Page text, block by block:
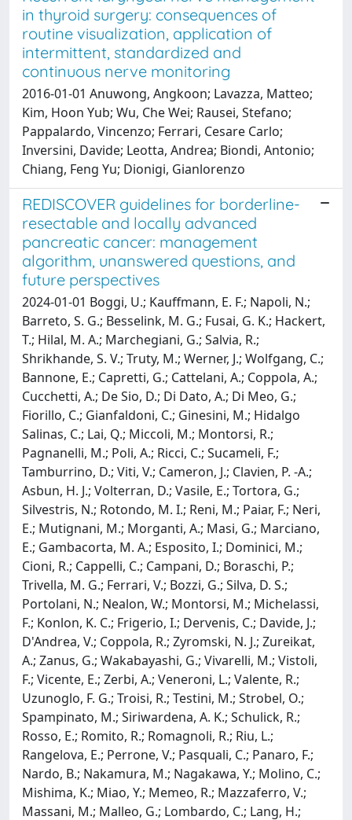
in thyroid surgery: consequences of
routine visualization, application of
intermittent, standardized and
continuous nerve monitoring
2016-01-01 Anuwong, Angkoon; Lavazza, Matteo;
Kim, Hoon Yub; Wu, Che Wei; Rausei, Stefano;
Pappalardo, Vincenzo; Ferrari, Cesare Carlo;
Inversini, Davide; Leotta, Andrea; Biondi, Antonio;
Chiang, Feng Yu; Dionigi, Gianlorenzo
REDISCOVER guidelines for borderline-
resectable and locally advanced
pancreatic cancer: management
algorithm, unanswered questions, and
future perspectives
2024-01-01 Boggi, U.; Kauffmann, E. F.; Napoli, N.;
Barreto, S. G.; Besselink, M. G.; Fusai, G. K.; Hackert,
T.; Hilal, M. A.; Marchegiani, G.; Salvia, R.;
Shrikhande, S. V.; Truty, M.; Werner, J.; Wolfgang, C.;
Bannone, E.; Capretti, G.; Cattelani, A.; Coppola, A.;
Cucchetti, A.; De Sio, D.; Di Dato, A.; Di Meo, G.;
Fiorillo, C.; Gianfaldoni, C.; Ginesini, M.; Hidalgo
Salinas, C.; Lai, Q.; Miccoli, M.; Montorsi, R.;
Pagnanelli, M.; Poli, A.; Ricci, C.; Sucameli, F.;
Tamburrino, D.; Viti, V.; Cameron, J.; Clavien, P. -A.;
Asbun, H. J.; Volterran, D.; Vasile, E.; Tortora, G.;
Silvestris, N.; Rotondo, M. I.; Reni, M.; Paiar, F.; Neri,
E.; Mutignani, M.; Morganti, A.; Masi, G.; Marciano,
E.; Gambacorta, M. A.; Esposito, I.; Dominici, M.;
Cioni, R.; Cappelli, C.; Campani, D.; Boraschi, P.;
Trivella, M. G.; Ferrari, V.; Bozzi, G.; Silva, D. S.;
Portolani, N.; Nealon, W.; Montorsi, M.; Michelassi,
F.; Konlon, K. C.; Frigerio, I.; Dervenis, C.; Davide, J.;
D'Andrea, V.; Coppola, R.; Zyromski, N. J.; Zureikat,
A.; Zanus, G.; Wakabayashi, G.; Vivarelli, M.; Vistoli,
F.; Vicente, E.; Zerbi, A.; Veneroni, L.; Valente, R.;
Uzunoglo, F. G.; Troisi, R.; Testini, M.; Strobel, O.;
Spampinato, M.; Siriwardena, A. K.; Schulick, R.;
Rosso, E.; Romito, R.; Romagnoli, R.; Riu, L.;
Rangelova, E.; Perrone, V.; Pasquali, C.; Panaro, F.;
Nardo, B.; Nakamura, M.; Nagakawa, Y.; Molino, C.;
Mishima, K.; Miao, Y.; Memeo, R.; Mazzaferro, V.;
Massani, M.; Malleo, G.; Lombardo, C.; Lang, H.;